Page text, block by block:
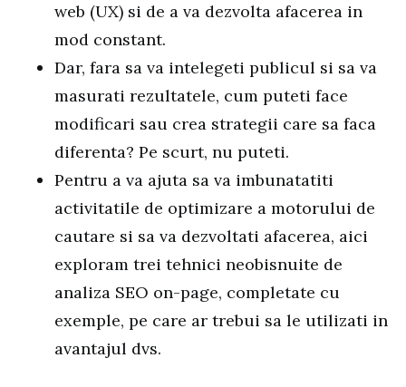
web (UX) si de a va dezvolta afacerea in
mod constant.
Dar, fara sa va intelegeti publicul si sa va
masurati rezultatele, cum puteti face
modificari sau crea strategii care sa faca
diferenta? Pe scurt, nu puteti.
Pentru a va ajuta sa va imbunatatiti
activitatile de optimizare a motorului de
cautare si sa va dezvoltati afacerea, aici
exploram trei tehnici neobisnuite de
analiza SEO on-page, completate cu
exemple, pe care ar trebui sa le utilizati in
avantajul dvs.